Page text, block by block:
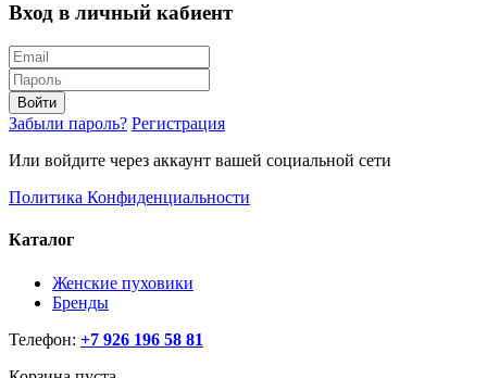
Вход в личный кабиент
Войти
Забыли пароль? Регистрация
Или войдите через аккаунт вашей социальной сети
Политика Конфиденциальности
Каталог
Женские пуховики
Бренды
Телефон: +7 926 196 58 81